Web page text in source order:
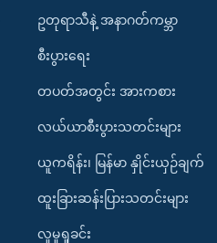
ဥတုရာသီနဲ့ အနာဂတ်ကမ္ဘာ
စီးပွားရေး
တပတ်အတွင်း အားကစား
လယ်ယာစီးပွားသတင်းများ
ယူကရိန်း၊ မြန်မာ နှိုင်းယှဉ်ချက်
ထူးခြားဆန်းပြားသတင်းများ
လူမှုရှုခင်း